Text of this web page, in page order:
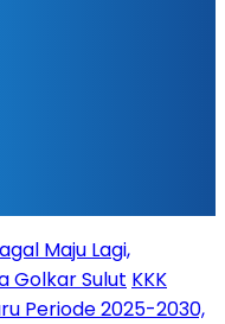
Maju Lagi,
Golkar Sulut KKK
Periode 2025-2030,